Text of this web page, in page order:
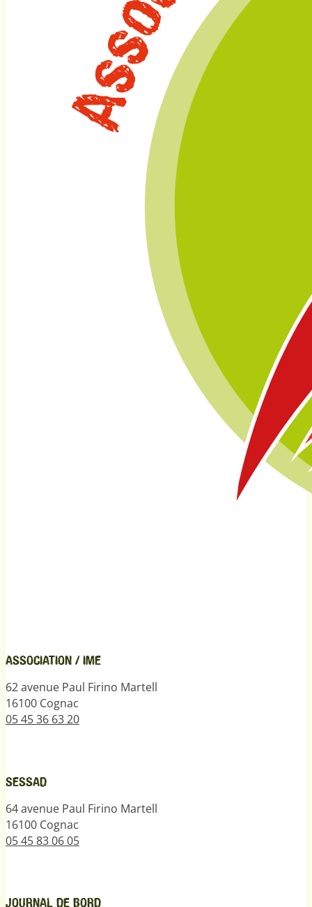
ASSOCIATION / IME
62 avenue Paul Firino Martell
16100 Cognac
05 45 36 63 20
SESSAD
64 avenue Paul Firino Martell
16100 Cognac
05 45 83 06 05
JOURNAL DE BORD